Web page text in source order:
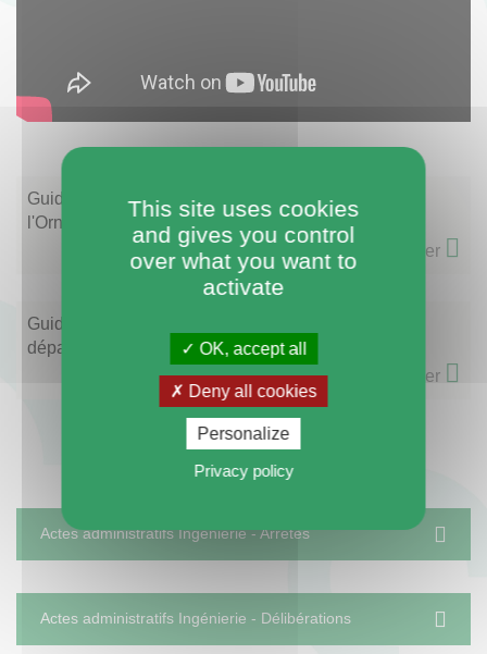
Guide de l'Agence départementale d'Ingénierie de
l'Orne
Télécharger
Guide des exemples de réalisations de l'Agence
départementale d'Ingénierie de l'Orne
Télécharger
Actes administratifs Ingénierie - Arrêtés
Actes administratifs Ingénierie - Délibérations
This site uses cookies
and gives you control
over what you want to
activate
OK, accept all
Deny all cookies
Personalize
Privacy policy